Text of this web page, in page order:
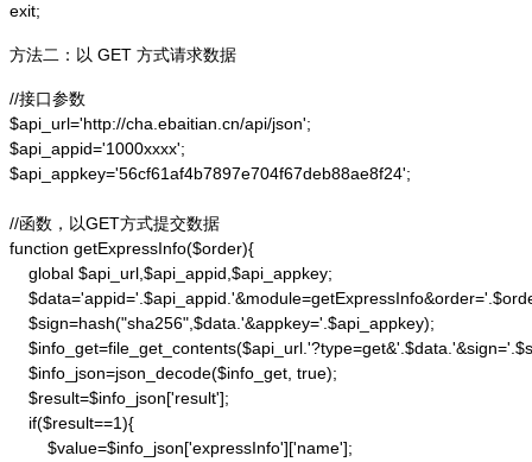
exit;
方法二：以 GET 方式请求数据
//接口参数
$api_url='http://cha.ebaitian.cn/api/json';
$api_appid='1000xxxx';
$api_appkey='56cf61af4b7897e704f67deb88ae8f24';
//函数，以GET方式提交数据
function getExpressInfo($order){
    global $api_url,$api_appid,$api_appkey;
    $sign=hash("sha256",$data.'&appkey='.$api_appkey);
    $info_json=json_decode($info_get, true);
    $result=$info_json['result'];
    if($result==1){
        $value=$info_json['expressInfo']['name'];